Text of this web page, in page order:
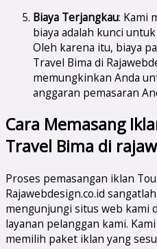
Biaya Terjangkau: Kami
biaya adalah kunci
Oleh karena itu, biaya
Travel Bima di
memungkinkan Anda
anggaran pemasaran
Cara Memasang
Travel Bima di
Proses pemasangan iklan
Rajawebdesign.co.id
mengunjungi situs web kami
layanan pelanggan kami.
memilih paket iklan yang